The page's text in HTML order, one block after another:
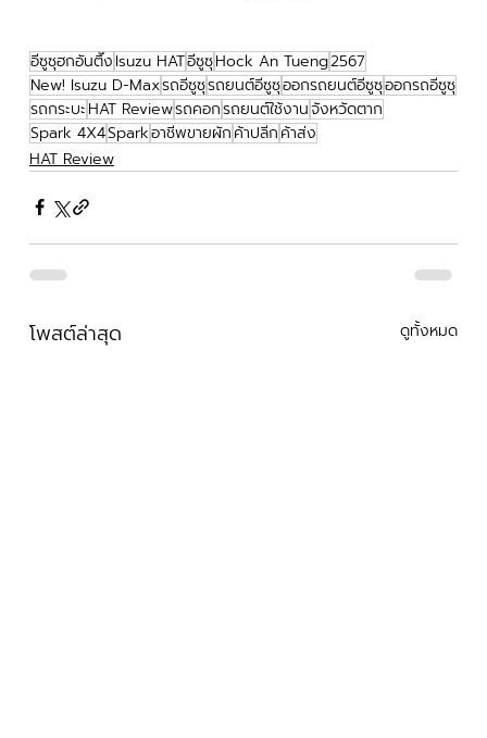
อีซูซุฮกอันตึ๊งIsuzu HATอีซูซุHock An Tueng2567
New! Isuzu D-Maxรถอีซูซุรถยนต์อีซูซุออกรถยนต์อีซูซุออกรถอีซูซุ
รถกระบะHAT Reviewรถคอกรถยนต์ใช้งานจังหวัดตาก
Spark 4X4Sparkอาชีพขายผักค้าปลีกค้าส่ง
HAT Review
โพสต์ล่าสุด ดูทั้งหมด